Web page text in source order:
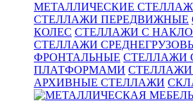
МЕТАЛЛИЧЕСКИЕ
СТЕЛЛАЖИ ПЕРЕДВИЖНЫЕ
КОЛЕС СТЕЛЛАЖИ С
СТЕЛЛАЖИ
ФРОНТАЛЬНЫЕ СТЕЛЛАЖИ
ПЛАТФОРМАМИ
АРХИВНЫЕ СТЕЛЛАЖИ